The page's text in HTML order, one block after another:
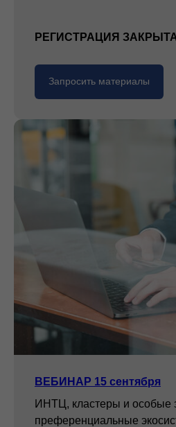
РЕГИСТРАЦИЯ
Запросить материалы
ВЕБИНАР 15 сентября
ИНТЦ, кластеры и особые
преференциальные